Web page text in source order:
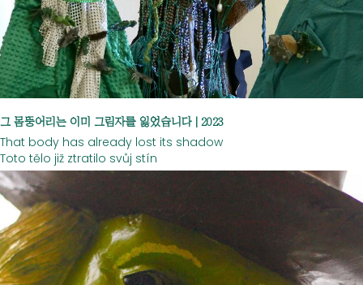
그 몸뚱어리는 이미 그림자를 잃었습니다 | 2023
That body has already lost its shadow
Toto tělo již ztratilo svůj stín